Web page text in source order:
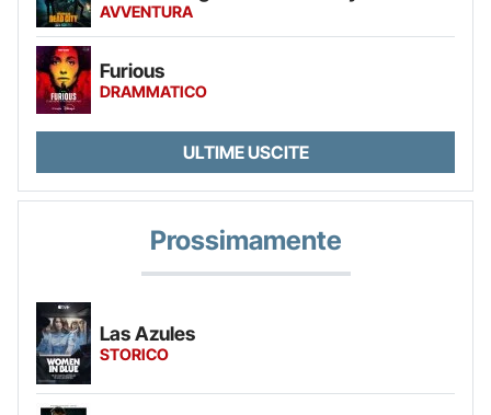
AVVENTURA
Furious
DRAMMATICO
ULTIME USCITE
Prossimamente
Las Azules
STORICO